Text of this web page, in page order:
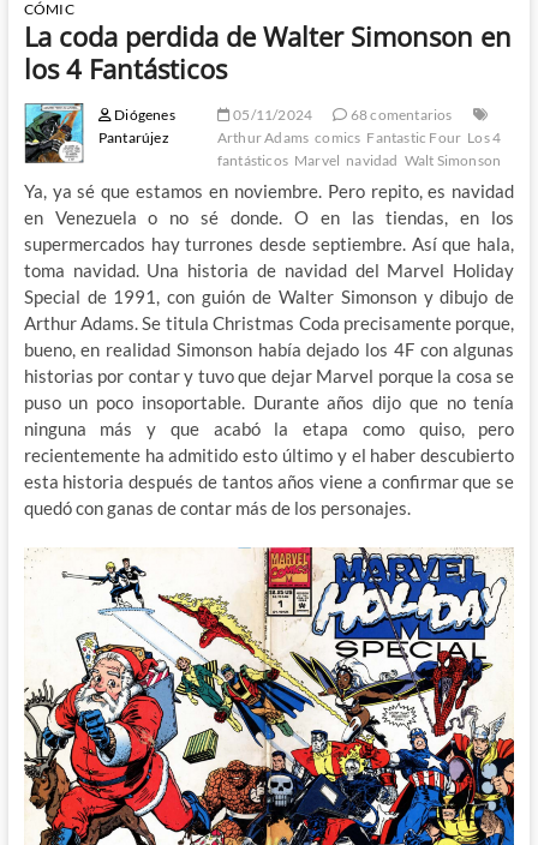
CÓMIC
La coda perdida de Walter Simonson en
los 4 Fantásticos
Diógenes
Pantarújez
05/11/2024
68 comentarios
Arthur Adams comics Fantastic Four Los 4
fantásticos Marvel navidad Walt Simonson
Ya, ya sé que estamos en noviembre. Pero repito, es navidad
en Venezuela o no sé donde. O en las tiendas, en los
supermercados hay turrones desde septiembre. Así que hala,
toma navidad. Una historia de navidad del Marvel Holiday
Special de 1991, con guión de Walter Simonson y dibujo de
Arthur Adams. Se titula Christmas Coda precisamente porque,
bueno, en realidad Simonson había dejado los 4F con algunas
historias por contar y tuvo que dejar Marvel porque la cosa se
puso un poco insoportable. Durante años dijo que no tenía
ninguna más y que acabó la etapa como quiso, pero
recientemente ha admitido esto último y el haber descubierto
esta historia después de tantos años viene a confirmar que se
quedó con ganas de contar más de los personajes.